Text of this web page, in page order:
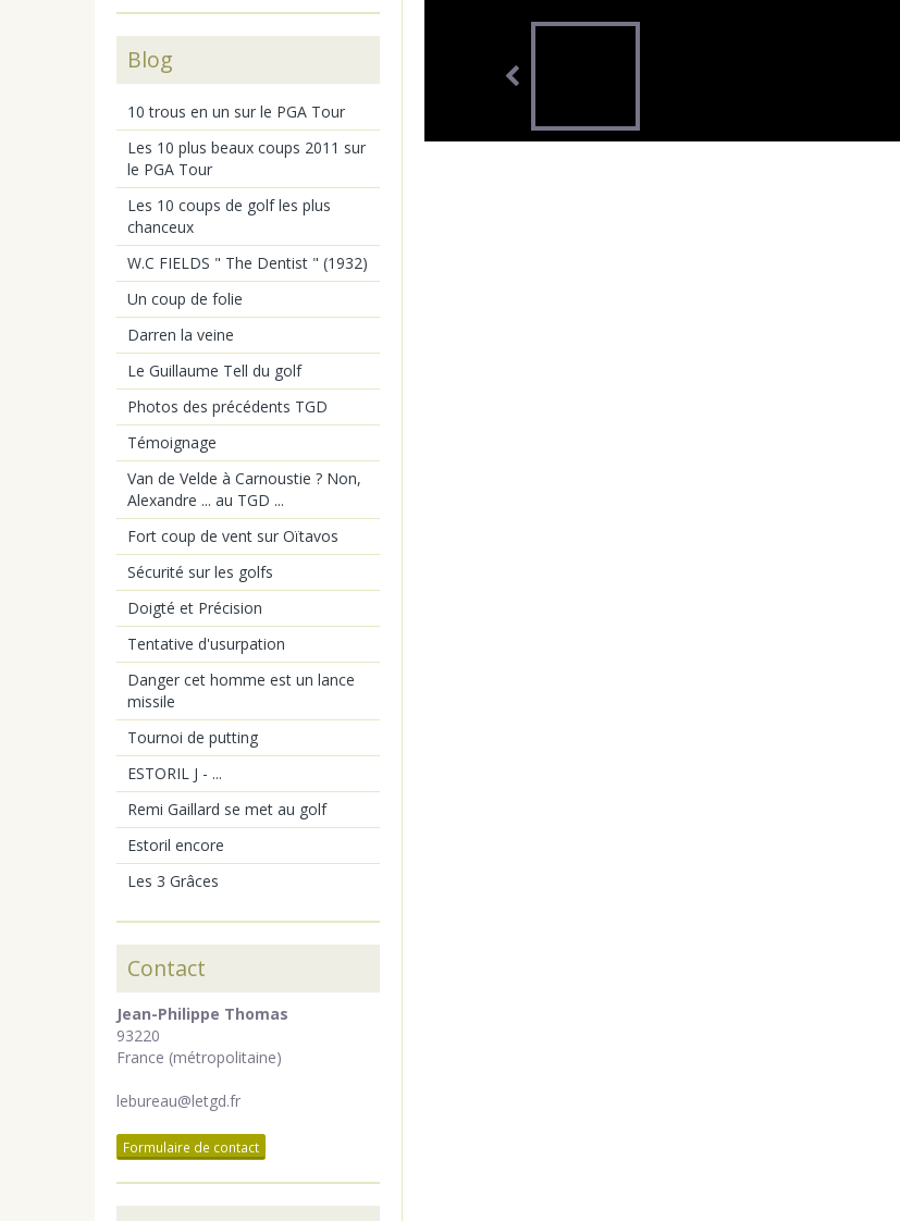
Blog
10 trous en un sur le PGA Tour
Les 10 plus beaux coups 2011 sur
le PGA Tour
Les 10 coups de golf les plus
chanceux
W.C FIELDS " The Dentist " (1932)
Un coup de folie
Darren la veine
Le Guillaume Tell du golf
Photos des précédents TGD
Témoignage
Van de Velde à Carnoustie ? Non,
Alexandre ... au TGD ...
Fort coup de vent sur Oïtavos
Sécurité sur les golfs
Doigté et Précision
Tentative d'usurpation
Danger cet homme est un lance
missile
Tournoi de putting
ESTORIL J - ...
Remi Gaillard se met au golf
Estoril encore
Les 3 Grâces
Contact
Jean-Philippe Thomas
93220
France (métropolitaine)
lebureau@letgd.fr
Formulaire de contact